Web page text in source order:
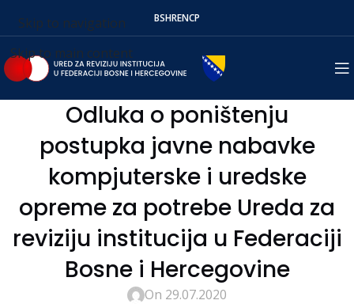
Skip to navigation
Skip to main content
BSHRENСР
Odluka o poništenju
postupka javne nabavke
kompjuterske i uredske
opreme za potrebe Ureda za
reviziju institucija u Federaciji
Bosne i Hercegovine
On 29.07.2020